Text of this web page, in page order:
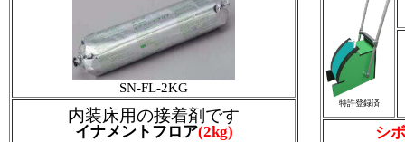
SN-FL-2KG
内装床用の接着剤です
イナメントフロア(2kg)
特許登録済
シ